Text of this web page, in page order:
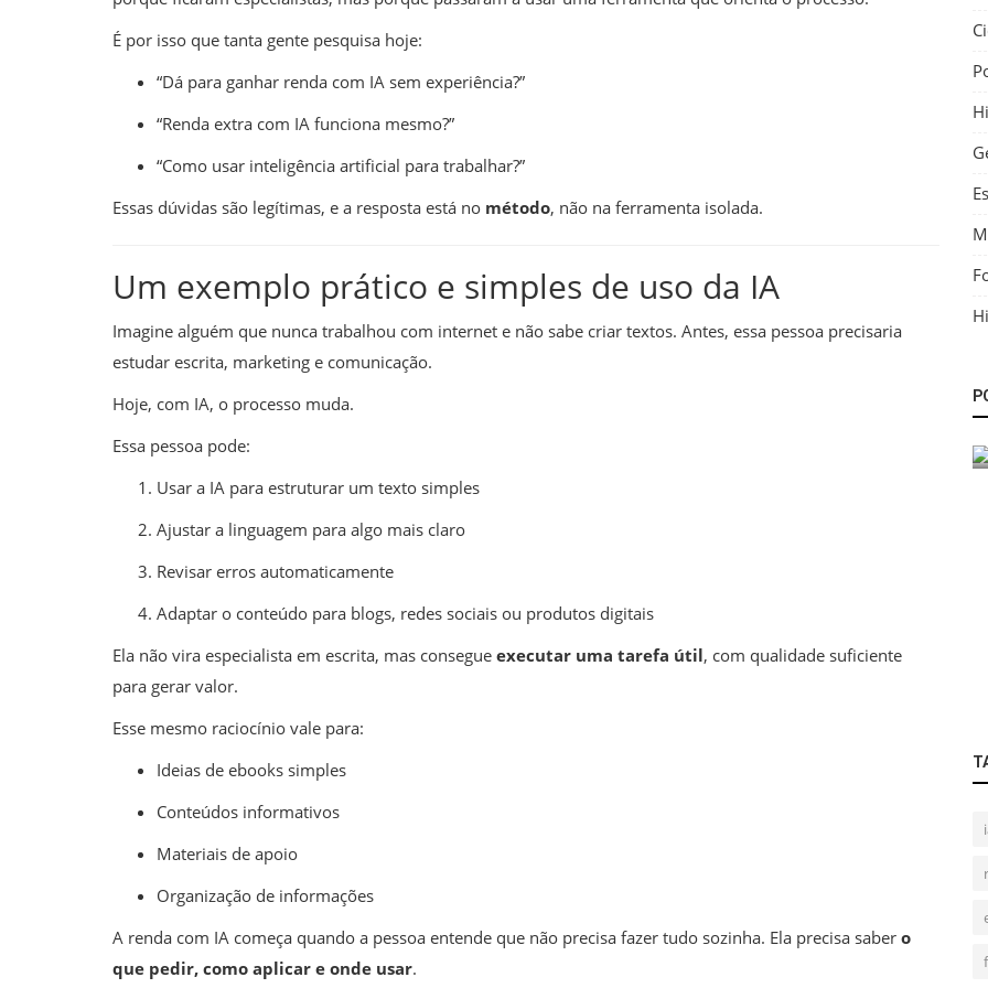
É por isso que tanta gente pesquisa hoje:
“Dá para ganhar renda com IA sem experiência?”
“Renda extra com IA funciona mesmo?”
“Como usar inteligência artificial para trabalhar?”
Essas dúvidas são legítimas, e a resposta está no método, não na ferramenta isolada.
Um exemplo prático e simples de uso da IA
Imagine alguém que nunca trabalhou com internet e não sabe criar textos. Antes, essa pessoa precisaria
estudar escrita, marketing e comunicação.
Hoje, com IA, o processo muda.
Essa pessoa pode:
Usar a IA para estruturar um texto simples
Ajustar a linguagem para algo mais claro
Revisar erros automaticamente
Adaptar o conteúdo para blogs, redes sociais ou produtos digitais
Ela não vira especialista em escrita, mas consegue executar uma tarefa útil, com qualidade suficiente
para gerar valor.
Esse mesmo raciocínio vale para:
Ideias de ebooks simples
Conteúdos informativos
Materiais de apoio
Organização de informações
A renda com IA começa quando a pessoa entende que não precisa fazer tudo sozinha. Ela precisa saber o
que pedir, como aplicar e onde usar.
uma
História
Vista aérea de 1937 do então distrito de